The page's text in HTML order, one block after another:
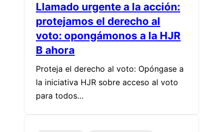
Llamado urgente a la acción:
protejamos el derecho al
voto: opongámonos a la HJR
B ahora
Proteja el derecho al voto: Opóngase a
la iniciativa HJR sobre acceso al voto
para todos…